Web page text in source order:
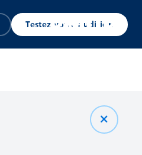
Testez votre audition